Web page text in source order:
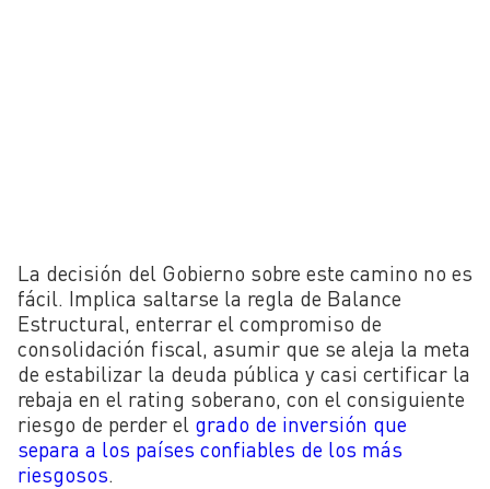
La decisión del Gobierno sobre este camino no es
fácil. Implica saltarse la regla de Balance
Estructural, enterrar el compromiso de
consolidación fiscal, asumir que se aleja la meta
de estabilizar la deuda pública y casi certificar la
rebaja en el rating soberano, con el consiguiente
riesgo de perder el grado de inversión que
separa a los países confiables de los más
riesgosos.